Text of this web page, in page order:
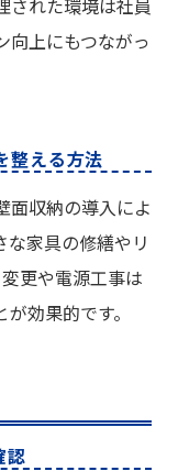
された環境は社員
向上にもつながっ
整える方法
面収納の導入によ
な家具の修繕やリ
更や電源工事は
効果的です。
認